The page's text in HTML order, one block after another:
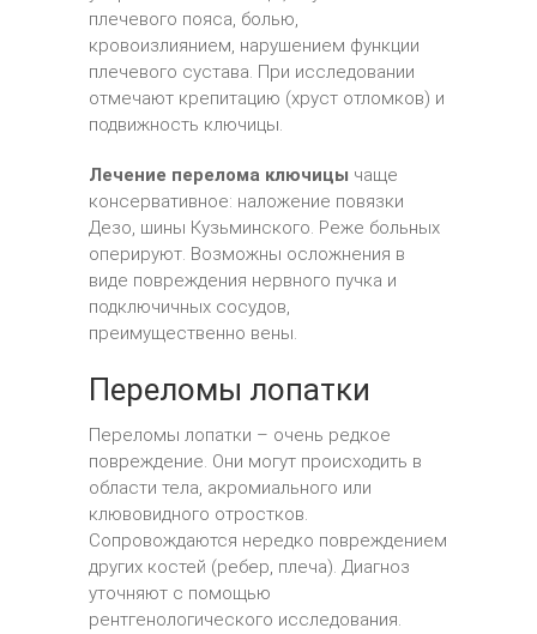
плечевого пояса, болью,
кровоизлиянием, нарушением функции
плечевого сустава. При исследовании
отмечают крепитацию (хруст отломков) и
подвижность ключицы.
Лечение перелома ключицы чаще
консервативное: наложение повязки
Дезо, шины Кузьминского. Реже больных
оперируют. Возможны осложнения в
виде повреждения нервного пучка и
подключичных сосудов,
преимущественно вены.
Переломы лопатки
Переломы лопатки – очень редкое
повреждение. Они могут происходить в
области тела, акромиального или
клювовидного отростков.
Сопровождаются нередко повреждением
других костей (ребер, плеча). Диагноз
уточняют с помощью
рентгенологического исследования.